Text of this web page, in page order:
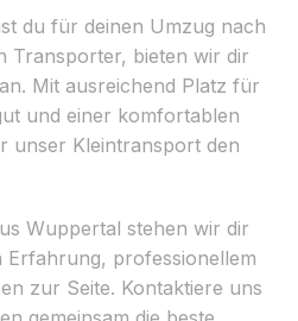
du für deinen Umzug nach
Transporter, bieten wir dir
Mit ausreichend Platz für
und einer komfortablen
unser Kleintransport den
Wuppertal stehen wir dir
Erfahrung, professionellem
zur Seite. Kontaktiere uns